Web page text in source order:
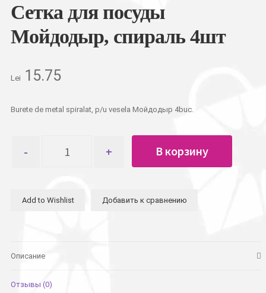
Сетка для посуды
Мойдодыр, спираль 4шт
Lei 15.75
Burete de metal spiralat, p/u vesela Мойдодыр 4buc.
товара
Мойдодыр,
В корзину
Add to Wishlist Добавить к сравнению
Описание
Отзывы (0)